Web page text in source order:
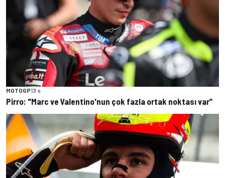
MOTOGP13 s
Pirro: "Marc ve Valentino'nun çok fazla ortak noktası var”